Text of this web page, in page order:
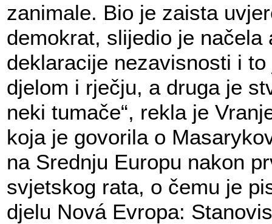
zanimale. Bio je zaista
demokrat, slijedio je načela
deklaracije nezavisnosti i
djelom i rječju, a druga je
neki tumače“, rekla je
koja je govorila o
na Srednju Europu nakon
svjetskog rata, o čemu je
djelu Nová Evropa: